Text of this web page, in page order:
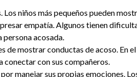
niños más pequeños pueden
empatía. Algunos tienen
persona acosada.
de mostrar conductas de acoso. En el
conectar con sus compañeros.
manejar sus propias emociones.